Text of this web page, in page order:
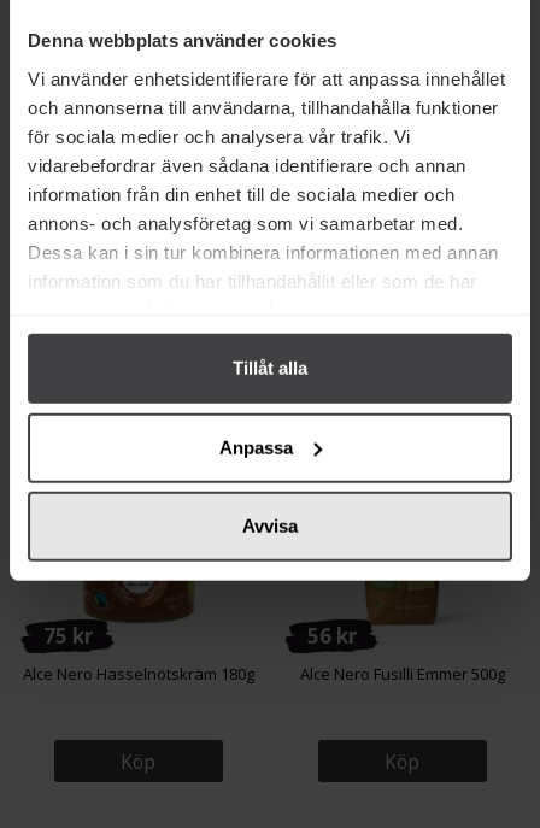
Denna webbplats använder cookies
Vi använder enhetsidentifierare för att anpassa innehållet
och annonserna till användarna, tillhandahålla funktioner
för sociala medier och analysera vår trafik. Vi
vidarebefordrar även sådana identifierare och annan
information från din enhet till de sociala medier och
annons- och analysföretag som vi samarbetar med.
Dessa kan i sin tur kombinera informationen med annan
information som du har tillhandahållit eller som de har
Tillåt alla
Anpassa
Avvisa
46 kr
Alce Nero Pärondricka
75 kr
Alce Nero Aprikosmarmelad
75 kr
Alce Nero Hasselnötskräm 180g
Köp
56 kr
Alce Nero Fusilli Emmer 500g
Köp